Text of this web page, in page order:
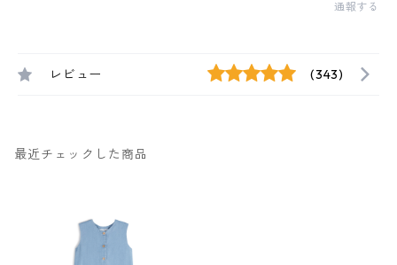
通報する
レビュー (343)
最近チェックした商品